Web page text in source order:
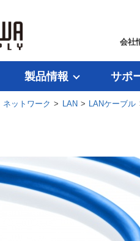
会社
製品情報 サポ
ネットワーク > LAN > LANケーブル